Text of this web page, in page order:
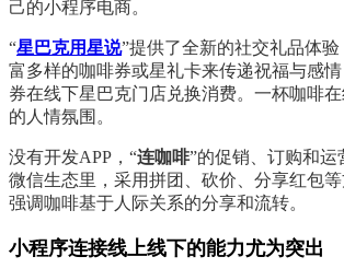
己的小程序电商。
“星巴克用星说”提供了全新的社交礼品体
富多样的咖啡券或星礼卡来传递祝福与感
券在线下星巴克门店兑换消费。一杯咖啡
的人情氛围。
没有开发APP，“连咖啡”的促销、订购和运
微信生态里，采用拼团、砍价、分享红包等
强调咖啡基于人际关系的分享和流转。
小程序连接线上线下的能力尤为突出